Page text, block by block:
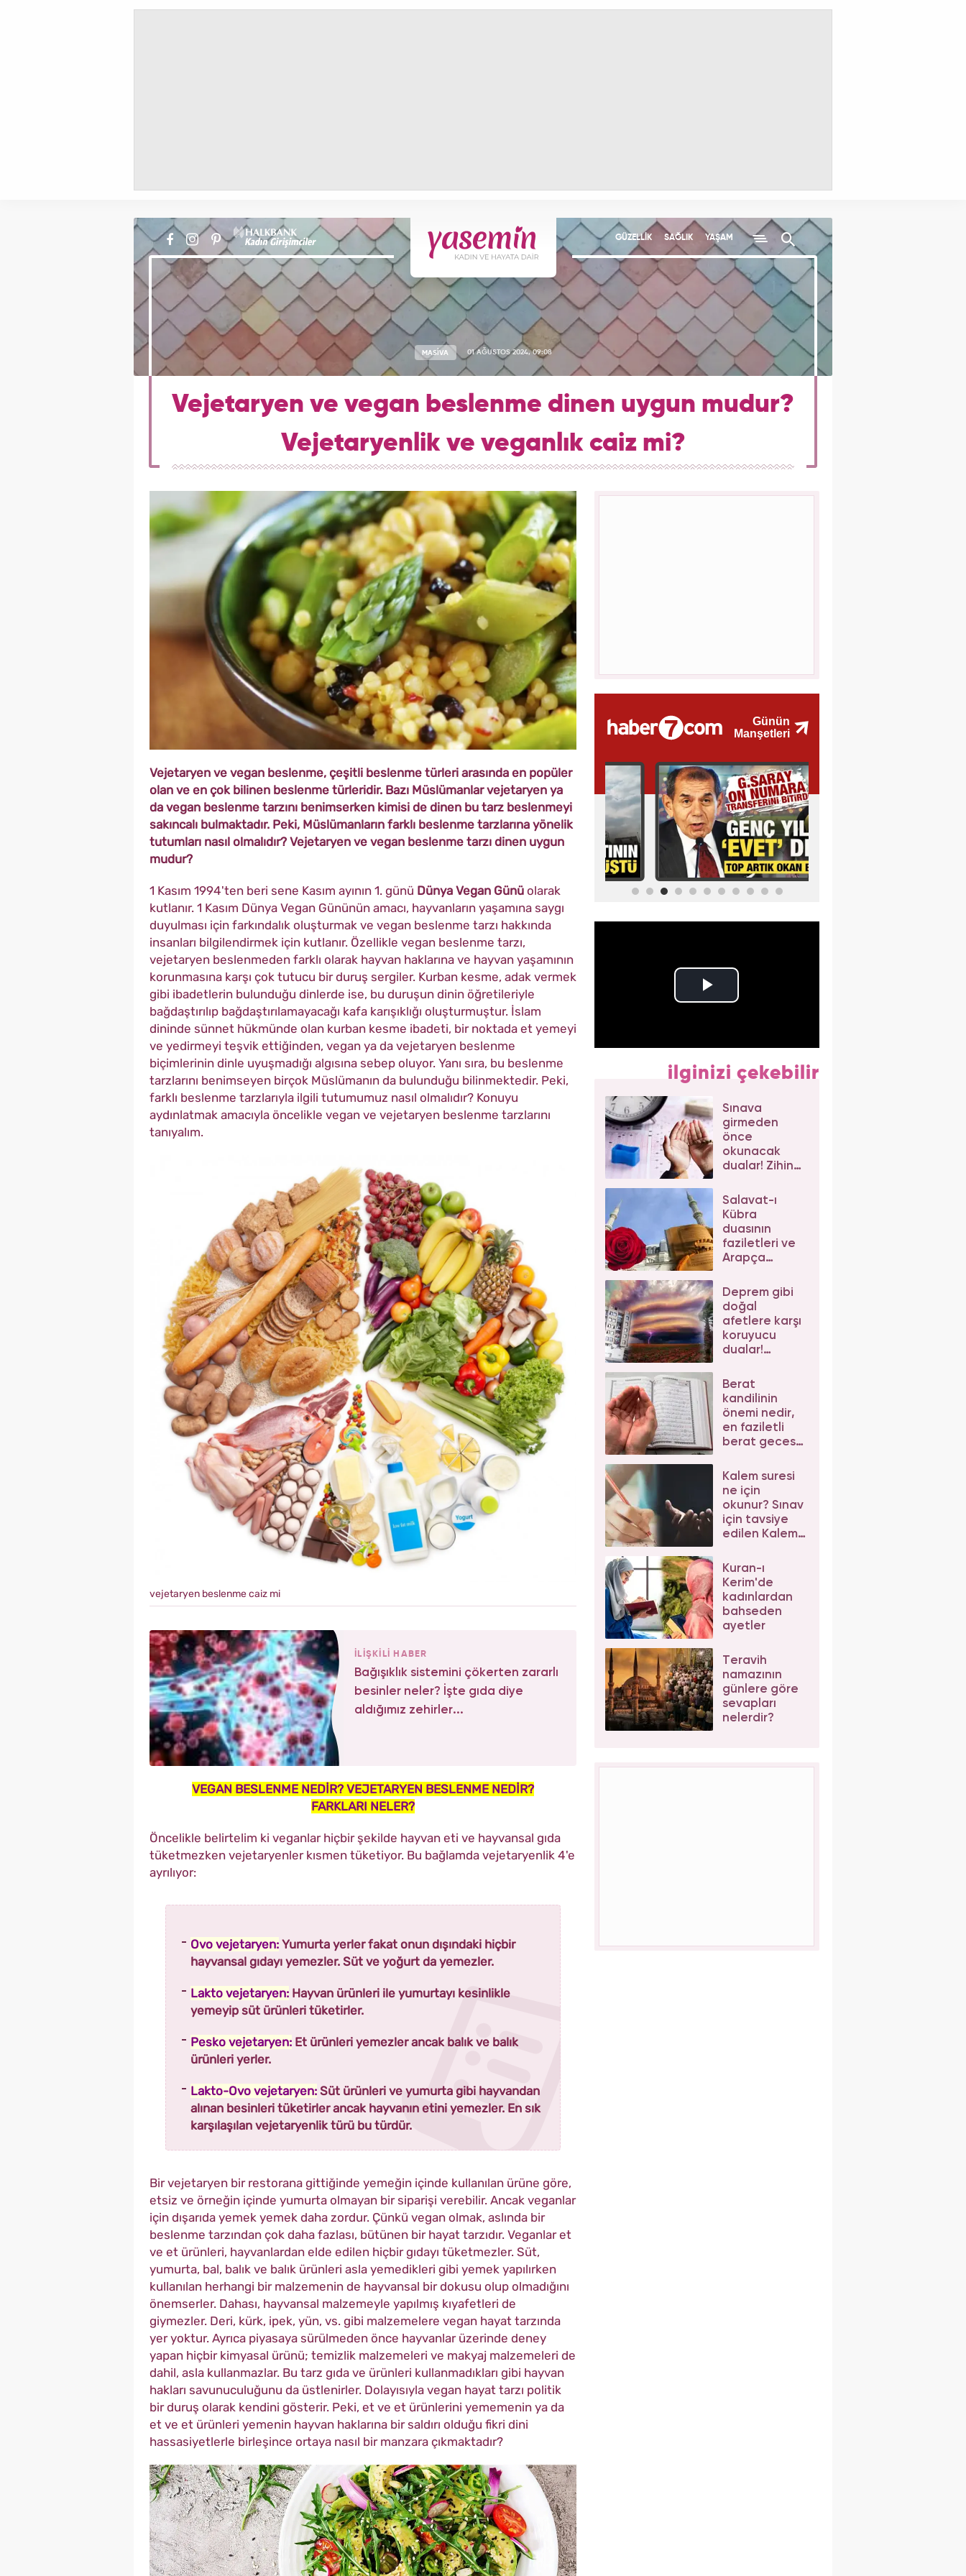
GÜZELLİK SAĞLIK YAŞAM
MASİVA 01 AĞUSTOS 2024, 09:08
Vejetaryen ve vegan beslenme dinen uygun mudur?
Vejetaryenlik ve veganlık caiz mi?
Vejetaryen ve vegan beslenme, çeşitli beslenme türleri arasında en popüler
olan ve en çok bilinen beslenme türleridir. Bazı Müslümanlar vejetaryen ya
da vegan beslenme tarzını benimserken kimisi de dinen bu tarz beslenmeyi
sakıncalı bulmaktadır. Peki, Müslümanların farklı beslenme tarzlarına yönelik
tutumları nasıl olmalıdır? Vejetaryen ve vegan beslenme tarzı dinen uygun
mudur?
1 Kasım 1994'ten beri sene Kasım ayının 1. günü Dünya Vegan Günü olarak
kutlanır. 1 Kasım Dünya Vegan Gününün amacı, hayvanların yaşamına saygı
duyulması için farkındalık oluşturmak ve vegan beslenme tarzı hakkında
insanları bilgilendirmek için kutlanır. Özellikle vegan beslenme tarzı,
vejetaryen beslenmeden farklı olarak hayvan haklarına ve hayvan yaşamının
korunmasına karşı çok tutucu bir duruş sergiler. Kurban kesme, adak vermek
gibi ibadetlerin bulunduğu dinlerde ise, bu duruşun dinin öğretileriyle
bağdaştırılıp bağdaştırılamayacağı kafa karışıklığı oluşturmuştur. İslam
dininde sünnet hükmünde olan kurban kesme ibadeti, bir noktada et yemeyi
ve yedirmeyi teşvik ettiğinden, vegan ya da vejetaryen beslenme
biçimlerinin dinle uyuşmadığı algısına sebep oluyor. Yanı sıra, bu beslenme
tarzlarını benimseyen birçok Müslümanın da bulunduğu bilinmektedir. Peki,
farklı beslenme tarzlarıyla ilgili tutumumuz nasıl olmalıdır? Konuyu
aydınlatmak amacıyla öncelikle vegan ve vejetaryen beslenme tarzlarını
tanıyalım.
vejetaryen beslenme caiz mi
İLİŞKİLİ HABER
Bağışıklık sistemini çökerten zararlı
besinler neler? İşte gıda diye
aldığımız zehirler...
VEGAN BESLENME NEDİR? VEJETARYEN BESLENME NEDİR?
FARKLARI NELER?
Öncelikle belirtelim ki veganlar hiçbir şekilde hayvan eti ve hayvansal gıda
tüketmezken vejetaryenler kısmen tüketiyor. Bu bağlamda vejetaryenlik 4'e
ayrılıyor:
Ovo vejetaryen: Yumurta yerler fakat onun dışındaki hiçbir
hayvansal gıdayı yemezler. Süt ve yoğurt da yemezler.
Lakto vejetaryen: Hayvan ürünleri ile yumurtayı kesinlikle
yemeyip süt ürünleri tüketirler.
Pesko vejetaryen: Et ürünleri yemezler ancak balık ve balık
ürünleri yerler.
Lakto-Ovo vejetaryen: Süt ürünleri ve yumurta gibi hayvandan
alınan besinleri tüketirler ancak hayvanın etini yemezler. En sık
karşılaşılan vejetaryenlik türü bu türdür.
Bir vejetaryen bir restorana gittiğinde yemeğin içinde kullanılan ürüne göre,
etsiz ve örneğin içinde yumurta olmayan bir siparişi verebilir. Ancak veganlar
için dışarıda yemek yemek daha zordur. Çünkü vegan olmak, aslında bir
beslenme tarzından çok daha fazlası, bütünen bir hayat tarzıdır. Veganlar et
ve et ürünleri, hayvanlardan elde edilen hiçbir gıdayı tüketmezler. Süt,
yumurta, bal, balık ve balık ürünleri asla yemedikleri gibi yemek yapılırken
kullanılan herhangi bir malzemenin de hayvansal bir dokusu olup olmadığını
önemserler. Dahası, hayvansal malzemeyle yapılmış kıyafetleri de
giymezler. Deri, kürk, ipek, yün, vs. gibi malzemelere vegan hayat tarzında
yer yoktur. Ayrıca piyasaya sürülmeden önce hayvanlar üzerinde deney
yapan hiçbir kimyasal ürünü; temizlik malzemeleri ve makyaj malzemeleri de
dahil, asla kullanmazlar. Bu tarz gıda ve ürünleri kullanmadıkları gibi hayvan
hakları savunuculuğunu da üstlenirler. Dolayısıyla vegan hayat tarzı politik
bir duruş olarak kendini gösterir. Peki, et ve et ürünlerini yememenin ya da
et ve et ürünleri yemenin hayvan haklarına bir saldırı olduğu fikri dini
hassasiyetlerle birleşince ortaya nasıl bir manzara çıkmaktadır?
ilginizi çekebilir
Sınava
girmeden
önce
okunacak
dualar! Zihin
başarı için
kısa sınav
duaları...
Salavat-ı
Kübra
duasının
faziletleri ve
Arapça
Büyük
Salavat-ı
Kübra'nın
sırları
Deprem gibi
doğal
afetlere karşı
koruyucu
dualar!
sırasında
okunacak dua
Berat
kandilinin
önemi nedir,
en faziletli
berat gecesi
Berat namazı
kılınışı
Kalem suresi
ne için
okunur? Sınav
için tavsiye
edilen Kalem
okunuşu ve
anlamı
Kuran-ı
Kerim'de
kadınlardan
bahseden
ayetler
Teravih
namazının
günlere göre
sevapları
nelerdir?